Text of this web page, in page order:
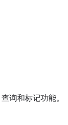
询和标记功能。